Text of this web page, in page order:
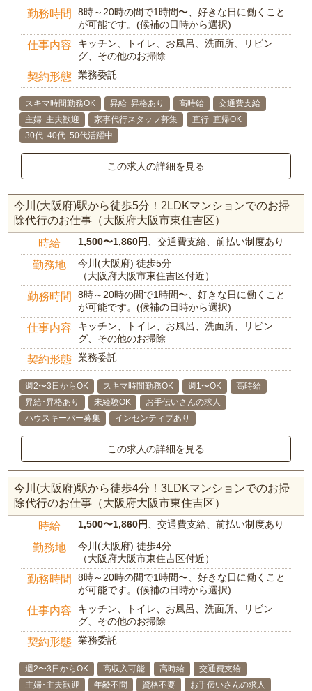
勤務時間
8時～20時の間で1時間〜、好きな日に働くこと
が可能です。(候補の日時から選択)
仕事内容
キッチン、トイレ、お風呂、洗面所、リビン
グ、その他のお掃除
契約形態 業務委託
スキマ時間勤務OK 昇給･昇格あり 高時給
交通費支給
主婦･主夫歓迎
家事代行スタッフ募集
直行･直帰OK
30代･40代･50代活躍中
この求人の詳細を見る
今川(大阪府)駅から徒歩5分！2LDKマンションでのお掃
除代行のお仕事（大阪府大阪市東住吉区）
時給 1,500〜1,860円、交通費支給、前払い制度あり
勤務地
今川(大阪府) 徒歩5分
（大阪府大阪市東住吉区付近）
勤務時間
8時～20時の間で1時間〜、好きな日に働くこと
が可能です。(候補の日時から選択)
仕事内容
キッチン、トイレ、お風呂、洗面所、リビン
グ、その他のお掃除
契約形態 業務委託
週2〜3日からOK スキマ時間勤務OK 週1〜OK
高時給
昇給･昇格あり
未経験OK
お手伝いさんの求人
ハウスキーパー募集
インセンティブあり
この求人の詳細を見る
今川(大阪府)駅から徒歩4分！3LDKマンションでのお掃
除代行のお仕事（大阪府大阪市東住吉区）
時給 1,500〜1,860円、交通費支給、前払い制度あり
勤務地
今川(大阪府) 徒歩4分
（大阪府大阪市東住吉区付近）
勤務時間
8時～20時の間で1時間〜、好きな日に働くこと
が可能です。(候補の日時から選択)
仕事内容
キッチン、トイレ、お風呂、洗面所、リビン
グ、その他のお掃除
契約形態 業務委託
週2〜3日からOK 高収入可能 高時給
交通費支給
主婦･主夫歓迎
年齢不問 資格不要
お手伝いさんの求人